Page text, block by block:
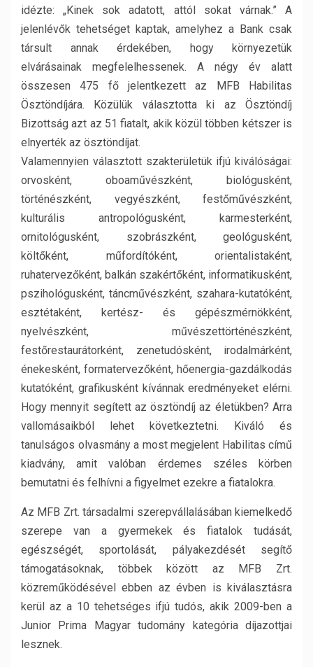
idézte: „Kinek sok adatott, attól sokat várnak.” A
jelenlévők tehetséget kaptak, amelyhez a Bank csak
társult annak érdekében, hogy környezetük
elvárásainak megfelelhessenek. A négy év alatt
összesen 475 fő jelentkezett az MFB Habilitas
Ösztöndíjára. Közülük választotta ki az Ösztöndíj
Bizottság azt az 51 fiatalt, akik közül többen kétszer is
elnyerték az ösztöndíjat.
Valamennyien választott szakterületük ifjú kiválóságai:
orvosként, oboaművészként, biológusként,
történészként, vegyészként, festőművészként,
kulturális antropológusként, karmesterként,
ornitológusként, szobrászként, geológusként,
költőként, műfordítóként, orientalistaként,
ruhatervezőként, balkán szakértőként, informatikusként,
pszihológusként, táncművészként, szahara-kutatóként,
esztétaként, kertész- és gépészmérnökként,
nyelvészként, művészettörténészként,
festőrestaurátorként, zenetudósként, irodalmárként,
énekesként, formatervezőként, hőenergia-gazdálkodás
kutatóként, grafikusként kívánnak eredményeket elérni.
Hogy mennyit segített az ösztöndíj az életükben? Arra
vallomásaikból lehet következtetni. Kiváló és
tanulságos olvasmány a most megjelent Habilitas című
kiadvány, amit valóban érdemes széles körben
bemutatni és felhívni a figyelmet ezekre a fiatalokra.
Az MFB Zrt. társadalmi szerepvállalásában kiemelkedő
szerepe van a gyermekek és fiatalok tudását,
egészségét, sportolását, pályakezdését segítő
támogatásoknak, többek között az MFB Zrt.
közreműködésével ebben az évben is kiválasztásra
kerül az a 10 tehetséges ifjú tudós, akik 2009-ben a
Junior Prima Magyar tudomány kategória díjazottjai
lesznek.